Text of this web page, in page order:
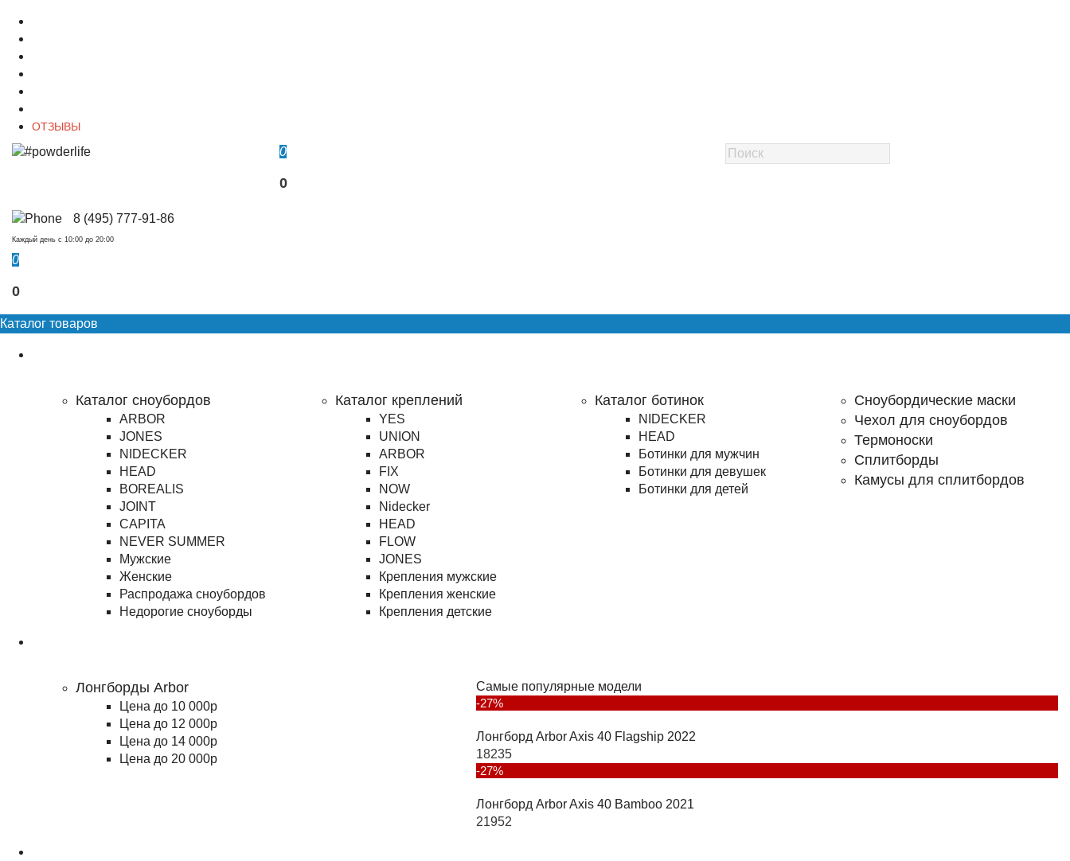
ОТЗЫВЫ
0
0
8 (495) 777-91-86
Каждый день c 10:00 до 20:00
0
0
Каталог товаров
Каталог сноубордов
ARBOR
JONES
NIDECKER
HEAD
BOREALIS
JOINT
CAPITA
NEVER SUMMER
Мужские
Женские
Распродажа сноубордов
Недорогие сноуборды
Каталог креплений
YES
UNION
ARBOR
FIX
NOW
Nidecker
HEAD
FLOW
JONES
Крепления мужские
Крепления женские
Крепления детские
Каталог ботинок
NIDECKER
HEAD
Ботинки для мужчин
Ботинки для девушек
Ботинки для детей
Сноубордические маски
Чехол для сноубордов
Термоноски
Сплитборды
Камусы для сплитбордов
Лонгборды Arbor
Цена до 10 000р
Цена до 12 000р
Цена до 14 000р
Цена до 20 000р
Самые популярные модели
-27%
Лонгборд Arbor Axis 40 Flagship 2022
18235
-27%
Лонгборд Arbor Axis 40 Bamboo 2021
21952